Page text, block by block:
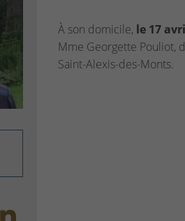
À son domicile, le 17
Mme Georgette Pouliot,
Saint-Alexis-des-Monts.